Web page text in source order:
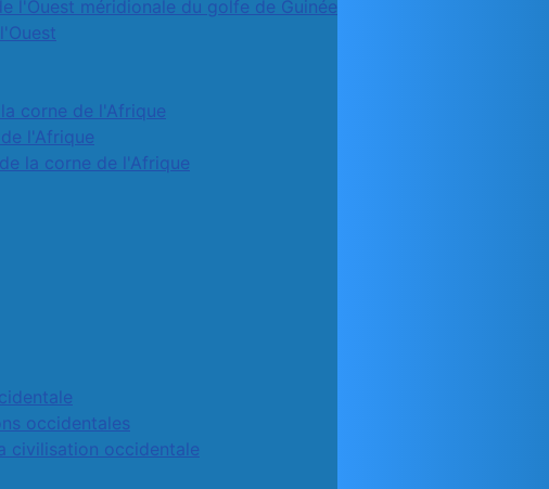
l'Ouest méridionale du golfe de Guinée
corne de l'Afrique
l'Afrique
la corne de l'Afrique
occidentales
civilisation occidentale